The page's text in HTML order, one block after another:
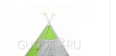
Купить в 1 клик
В избранное
По запросу